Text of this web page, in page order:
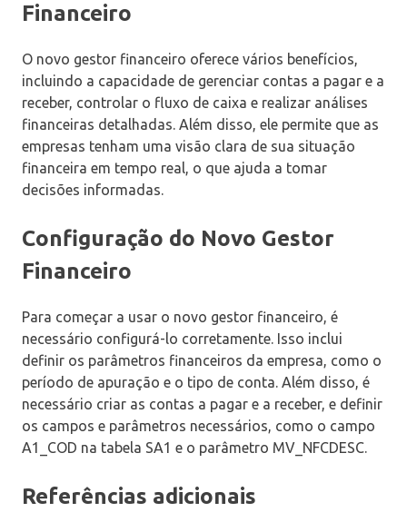
Financeiro
O novo gestor financeiro oferece vários benefícios,
incluindo a capacidade de gerenciar contas a pagar e a
receber, controlar o fluxo de caixa e realizar análises
financeiras detalhadas. Além disso, ele permite que as
empresas tenham uma visão clara de sua situação
financeira em tempo real, o que ajuda a tomar
decisões informadas.
Configuração do Novo Gestor
Financeiro
Para começar a usar o novo gestor financeiro, é
necessário configurá-lo corretamente. Isso inclui
definir os parâmetros financeiros da empresa, como o
período de apuração e o tipo de conta. Além disso, é
necessário criar as contas a pagar e a receber, e definir
os campos e parâmetros necessários, como o campo
A1_COD na tabela SA1 e o parâmetro MV_NFCDESC.
Referências adicionais